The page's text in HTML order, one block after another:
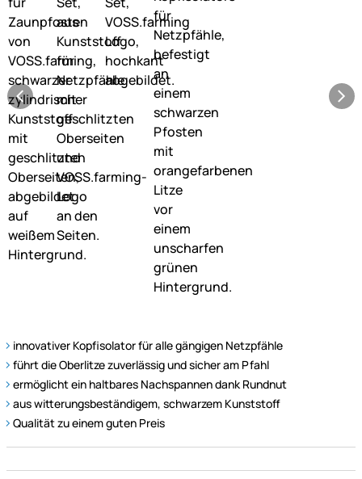
innovativer Kopfisolator für alle gängigen Netzpfähle
führt die Oberlitze zuverlässig und sicher am Pfahl
ermöglicht ein haltbares Nachspannen dank Rundnut
aus witterungsbeständigem, schwarzem Kunststoff
Qualität zu einem guten Preis